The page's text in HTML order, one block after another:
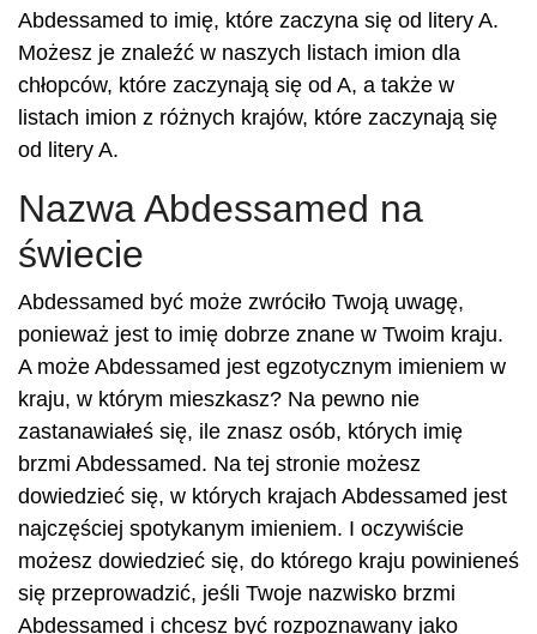
Abdessamed to imię, które zaczyna się od litery A.
Możesz je znaleźć w naszych listach imion dla
chłopców, które zaczynają się od A, a także w
listach imion z różnych krajów, które zaczynają się
od litery A.
Nazwa Abdessamed na
świecie
Abdessamed być może zwróciło Twoją uwagę,
ponieważ jest to imię dobrze znane w Twoim kraju.
A może Abdessamed jest egzotycznym imieniem w
kraju, w którym mieszkasz? Na pewno nie
zastanawiałeś się, ile znasz osób, których imię
brzmi Abdessamed. Na tej stronie możesz
dowiedzieć się, w których krajach Abdessamed jest
najczęściej spotykanym imieniem. I oczywiście
możesz dowiedzieć się, do którego kraju powinieneś
się przeprowadzić, jeśli Twoje nazwisko brzmi
Abdessamed i chcesz być rozpoznawany jako